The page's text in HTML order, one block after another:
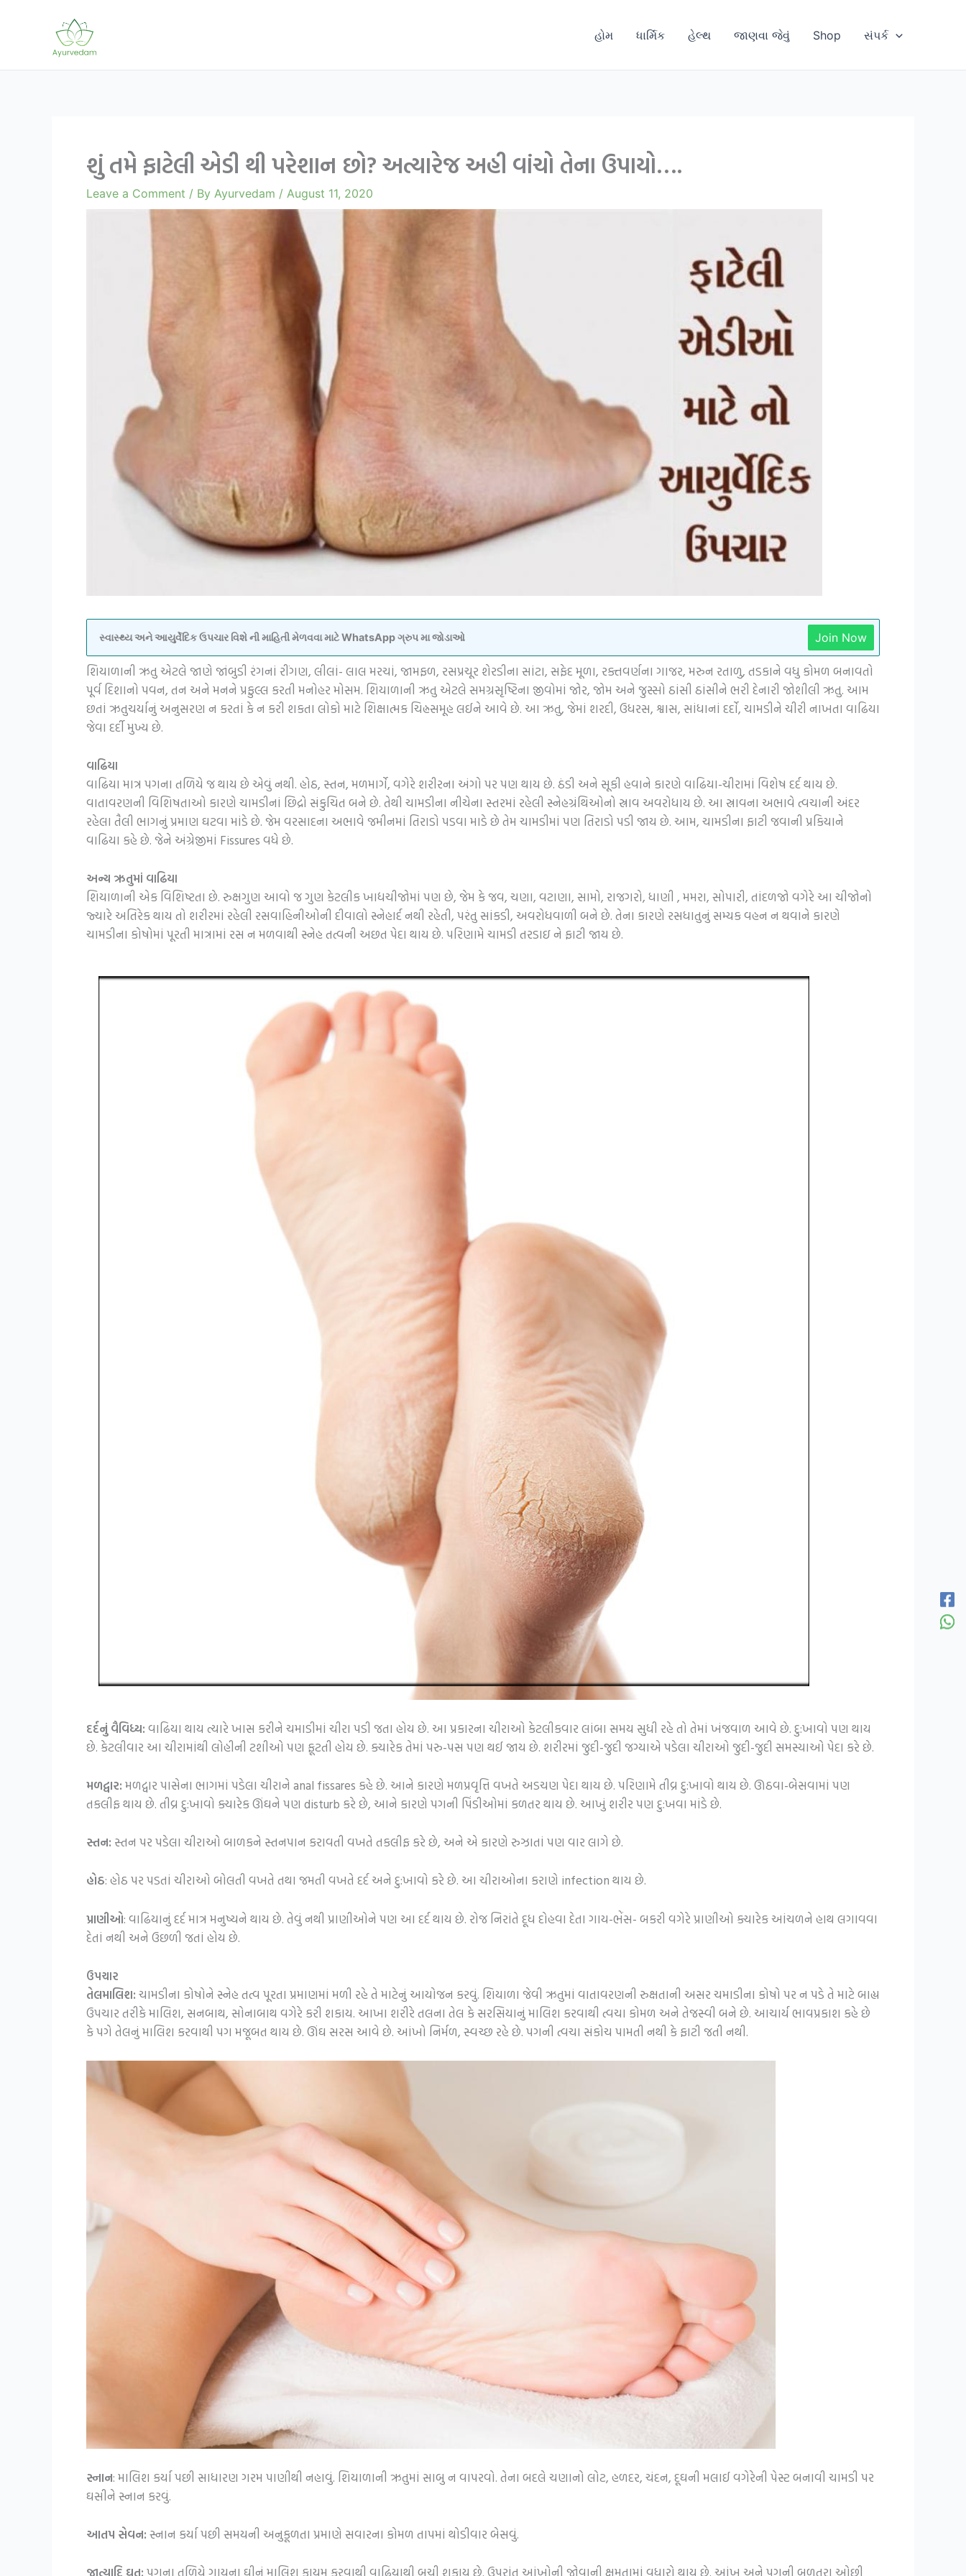
હોમ ધાર્મિક હેલ્થ જાણવા જેવું Shop સંપર્ક
શું તમે ફાટેલી એડી થી પરેશાન છો? અત્યારેજ અહી વાંચો તેના ઉપાયો….
Leave a Comment / By Ayurvedam / August 11, 2020
સ્વાસ્થ્ય અને આયુર્વેદિક ઉપચાર વિશે ની માહિતી મેળવવા માટે WhatsApp ગ્રુપ મા જોડાઓ Join Now
શિયાળાની ઋતુ એટલે જાણે જાંબુડી રંગનાં રીંગણ, લીલાં- લાલ મરચાં, જામફળ, રસપ્રચૂર શેરડીના સાંટા, સફેદ મૂળા, રક્તવર્ણના ગાજર, મરુન રતાળુ, તડકાને વધુ કોમળ બનાવતો
પૂર્વ દિશાનો પવન, તન અને મનને પ્રફુલ્લ કરતી મનોહર મોસમ. શિયાળાની ઋતુ એટલે સમગ્રસૃષ્ટિના જીવોમાં જોર, જોમ અને જુસ્સો ઠાંસી ઠાંસીને ભરી દેનારી જોશીલી ઋતુ. આમ
છતાં ઋતુચર્યાનું અનુસરણ ન કરતાં કે ન કરી શકતા લોકો માટે શિક્ષાત્મક ચિહ્નસમૂહ લઈને આવે છે. આ ઋતુ, જેમાં શરદી, ઉધરસ, શ્વાસ, સાંધાનાં દર્દો, ચામડીને ચીરી નાખતા વાઢિયા
જેવા દર્દી મુખ્ય છે.
વાઢિયા
વાઢિયા માત્ર પગના તળિયે જ થાય છે એવું નથી. હોઠ, સ્તન, મળમાર્ગે, વગેરે શરીરના અંગો પર પણ થાય છે. ઠંડી અને સૂકી હવાને કારણે વાઢિયા-ચીરામાં વિશેષ દર્દ થાય છે.
વાતાવરણની વિશિષતાઓ કારણે ચામડીનાં છિદ્રો સંકુચિત બને છે. તેથી ચામડીના નીચેના સ્તરમાં રહેલી સ્નેહગ્રંથિઓનો સ્રાવ અવરોધાય છે. આ સ્રાવના અભાવે ત્વચાની અંદર
રહેલા તૈલી ભાગનું પ્રમાણ ઘટવા માંડે છે. જેમ વરસાદના અભાવે જમીનમાં તિરાડો પડવા માડે છે તેમ ચામડીમાં પણ તિરાડો પડી જાય છે. આમ, ચામડીના ફાટી જવાની પ્રકિયાને
વાઢિયા કહે છે. જેને અંગ્રેજીમાં Fissures વધે છે.
અન્ય ઋતુમાં વાઢિયા
શિયાળાની એક વિશિષ્ટતા છે. રુક્ષગુણ આવો જ ગુણ કેટલીક ખાદ્યચીજોમાં પણ છે, જેમ કે જવ, ચણા, વટાણા, સામો, રાજગરો, ધાણી , મમરા, સોપારી, તાંદળજો વગેરે આ ચીજોનો
જ્યારે અતિરેક થાય તો શરીરમાં રહેલી રસવાહિનીઓની દીવાલો સ્નેહાર્દ નથી રહેતી, પરંતુ સાંકડી, અવરોધવાળી બને છે. તેના કારણે રસધાતુનું સમ્યક વહન ન થવાને કારણે
ચામડીના કોષોમાં પૂરતી માત્રામાં રસ ન મળવાથી સ્નેહ તત્વની અછત પેદા થાય છે. પરિણામે ચામડી તરડાઇ ને ફાટી જાય છે.
દર્દનું વૈવિધ્ય: વાઢિયા થાય ત્યારે ખાસ કરીને ચમાડીમાં ચીરા પડી જતા હોય છે. આ પ્રકારના ચીરાઓ કેટલીકવાર લાંબા સમય સુધી રહે તો તેમાં ખંજવાળ આવે છે. દુ:ખાવો પણ થાય
છે. કેટલીવાર આ ચીરામાંથી લોહીની ટશીઓ પણ ફૂટતી હોય છે. ક્યારેક તેમાં પરુ-પસ પણ થઈ જાય છે. શરીરમાં જુદી-જુદી જગ્યાએ પડેલા ચીરાઓ જુદી-જુદી સમસ્યાઓ પેદા કરે છે.
મળદ્વાર: મળદ્વાર પાસેના ભાગમાં પડેલા ચીરાને anal fissares કહે છે. આને કારણે મળપ્રવૃત્તિ વખતે અડચણ પેદા થાય છે. પરિણામે તીવ્ર દુ:ખાવો થાય છે. ઊઠવા-બેસવામાં પણ
તકલીફ થાય છે. તીવ્ર દુ:ખાવો ક્યારેક ઊંઘને પણ disturb કરે છે, આને કારણે પગની પિંડીઓમાં કળતર થાય છે. આખું શરીર પણ દુ:ખવા માંડે છે.
સ્તન: સ્તન પર પડેલા ચીરાઓ બાળકને સ્તનપાન કરાવતી વખતે તકલીફ કરે છે, અને એ કારણે રુઝાતાં પણ વાર લાગે છે.
હોઠ: હોઠ પર પડતાં ચીરાઓ બોલતી વખતે તથા જમતી વખતે દર્દ અને દુ:ખાવો કરે છે. આ ચીરાઓના કરાણે infection થાય છે.
પ્રાણીઓ: વાઢિયાનું દર્દ માત્ર મનુષ્યને થાય છે. તેવું નથી પ્રાણીઓને પણ આ દર્દ થાય છે. રોજ નિરાંતે દૂધ દોહવા દેતા ગાય-ભેંસ- બકરી વગેરે પ્રાણીઓ ક્યારેક આંચળને હાથ લગાવવા
દેતાં નથી અને ઉછળી જતાં હોય છે.
ઉપચાર
તેલમાલિશ: ચામડીના કોષોને સ્નેહ તત્વ પૂરતા પ્રમાણમાં મળી રહે તે માટેનું આયોજન કરવું. શિયાળા જેવી ઋતુમાં વાતાવરણની રુક્ષતાની અસર ચમાડીના કોષો પર ન પડે તે માટે બાહ્ય
ઉપચાર તરીકે માલિશ, સનબાથ, સોનાબાથ વગેરે કરી શકાય. આખા શરીરે તલના તેલ કે સરસિયાનું માલિશ કરવાથી ત્વચા કોમળ અને તેજસ્વી બને છે. આચાર્ય ભાવપ્રકાશ કહે છે
કે પગે તેલનું માલિશ કરવાથી પગ મજૂબત થાય છે. ઊંઘ સરસ આવે છે. આંખો નિર્મળ, સ્વચ્છ રહે છે. પગની ત્વચા સંકોચ પામતી નથી કે ફાટી જતી નથી.
સ્નાન: માલિશ કર્યા પછી સાધારણ ગરમ પાણીથી નહાવું. શિયાળાની ઋતુમાં સાબુ ન વાપરવો. તેના બદલે ચણાનો લોટ, હળદર, ચંદન, દૂઘની મલાઈ વગેરેની પેસ્ટ બનાવી ચામડી પર
ઘસીને સ્નાન કરવું.
આતપ સેવન: સ્નાન કર્યા પછી સમયની અનુકૂળતા પ્રમાણે સવારના કોમળ તાપમાં થોડીવાર બેસવું.
જાત્યાદિ ઘૃત: પગના તળિયે ગાયના ઘીનું માલિશ કાયમ કરવાથી વાઢિયાથી બચી શકાય છે. ઉપરાંત આંખોની જોવાની ક્ષમતામાં વધારો થાય છે. આંખ અને પગની બળતરા ઓછી